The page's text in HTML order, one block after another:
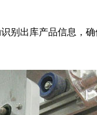
别出库产品信息，确